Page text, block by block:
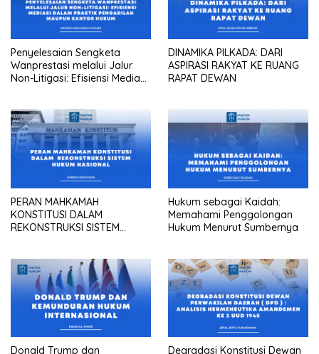
Penyelesaian Sengketa
Wanprestasi melalui Jalur
Non-Litigasi: Efisiensi Mediasi
DINAMIKA PILKADA: DARI
ASPIRASI RAKYAT KE RUANG
RAPAT DEWAN
PERAN MAHKAMAH
KONSTITUSI DALAM
REKONSTRUKSI SISTEM
Hukum sebagai Kaidah:
Memahami Penggolongan
Hukum Menurut Sumbernya
Donald Trump dan Degradasi Konstitusi Dewan